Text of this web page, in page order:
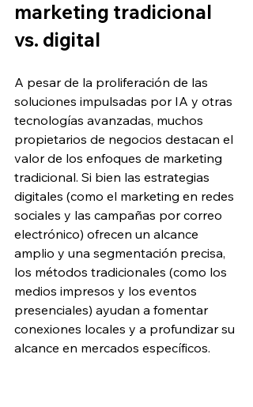
marketing tradicional
vs. digital
A pesar de la proliferación de las
soluciones impulsadas por IA y otras
tecnologías avanzadas, muchos
propietarios de negocios destacan el
valor de los enfoques de marketing
tradicional. Si bien las estrategias
digitales (como el marketing en redes
sociales y las campañas por correo
electrónico) ofrecen un alcance
amplio y una segmentación precisa,
los métodos tradicionales (como los
medios impresos y los eventos
presenciales) ayudan a fomentar
conexiones locales y a profundizar su
alcance en mercados específicos.